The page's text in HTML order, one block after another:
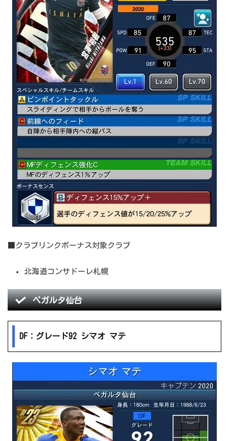
■クラブリンクボーナス対象クラブ
北海道コンサドーレ札幌
ベガルタ仙台
DF：グレード92 シマオ マテ